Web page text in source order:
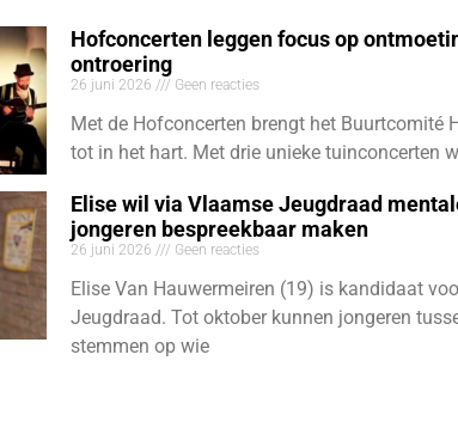
Hofconcerten leggen focus op
ontroering
26 juni 2026 Geen reacties
Met de Hofconcerten brengt het Buurtcomité
tot in het hart. Met drie unieke tuinconcerten
Elise wil via Vlaamse Jeugdraad
jongeren bespreekbaar maken
26 juni 2026 Geen reacties
Elise Van Hauwermeiren (19) is kandidaat
Jeugdraad. Tot oktober kunnen jongeren
stemmen op wie